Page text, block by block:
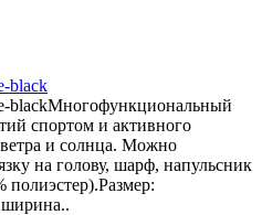
black
blackМногофункциональный
спортом и активного
и солнца. Можно
на голову, шарф, напульсник
полиэстер).Размер: